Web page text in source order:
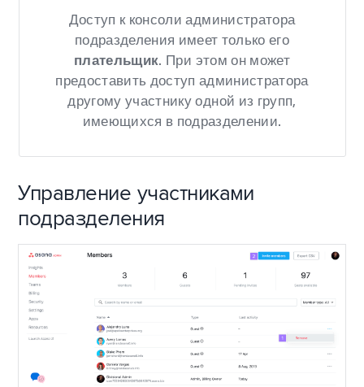
Доступ к консоли администратора
подразделения имеет только его
плательщик. При этом он может
предоставить доступ администратора
другому участнику одной из групп,
имеющихся в подразделении.
Управление участниками
подразделения